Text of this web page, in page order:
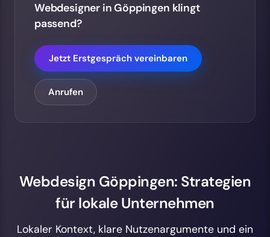
Webdesigner in Göppingen klingt
passend?
Jetzt Erstgespräch vereinbaren
Anrufen
Webdesign Göppingen: Strategien
für lokale Unternehmen
Lokaler Kontext, klare Nutzenargumente und ein